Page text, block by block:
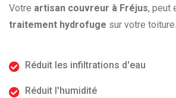
Votre artisan couvreur à Fréjus, peut
traitement hydrofuge sur votre toiture.
Réduit les infiltrations d'eau
Réduit l'humidité